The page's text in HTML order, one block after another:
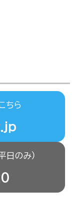
ちら
のみ）